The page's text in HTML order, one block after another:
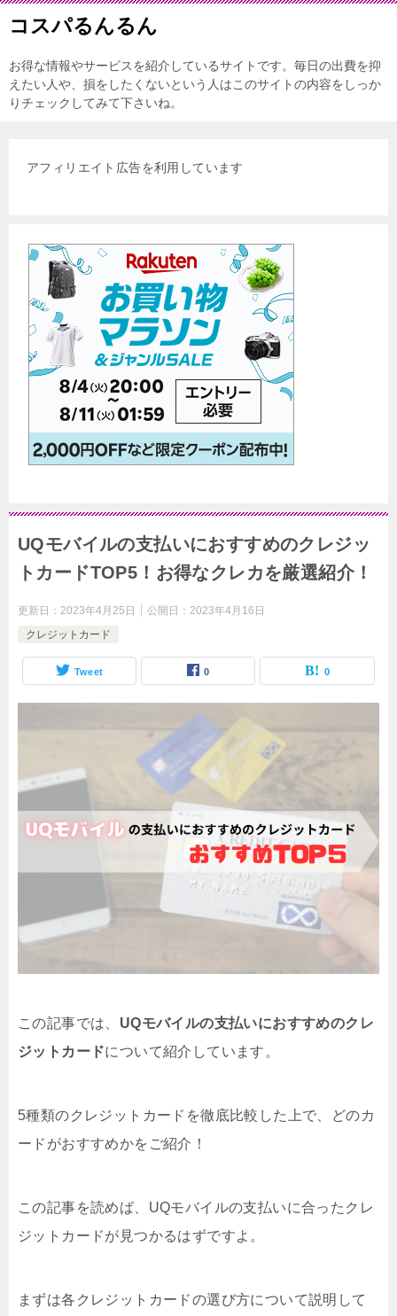
コスパるんるん
お得な情報やサービスを紹介しているサイトです。毎日の出費を抑
えたい人や、損をしたくないという人はこのサイトの内容をしっか
りチェックしてみて下さいね。
アフィリエイト広告を利用しています
UQモバイルの支払いにおすすめのクレジッ
トカードTOP5！お得なクレカを厳選紹介！
更新日： 2023年4月25日 公開日： 2023年4月16日
クレジットカード
Tweet 0 0
この記事では、 UQモバイルの支払いにおすすめのクレ
ジットカードについて紹介しています。
5種類のクレジットカードを徹底比較した上で、どのカ
ードがおすすめかをご紹介！
この記事を読めば、UQモバイルの支払いに合ったクレ
ジットカードが見つかるはずですよ。
まずは各クレジットカードの選び方について説明して